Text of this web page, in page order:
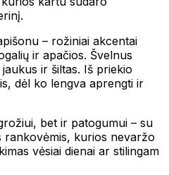
– rožiniai akcentai
ir apačios. Švelnus
ir šiltas. Iš priekio
dėl ko lengva aprengti ir
bet ir patogumui – su
rankovėmis, kurios nevaržo
vėsiai dienai ar stilingam